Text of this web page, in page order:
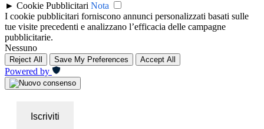
► Cookie Pubblicitari Nota
I cookie pubblicitari forniscono annunci personalizzati basati sulle
tue visite precedenti e analizzano l’efficacia delle campagne
pubblicitarie.
Nessuno
Reject All Save My Preferences Accept All
Powered by
Iscriviti